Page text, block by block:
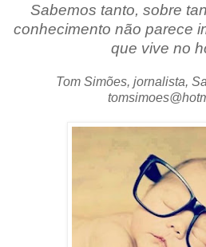
Sabemos tanto, sobre
conhecimento não parece
que vive no
Tom Simões, jornalista,